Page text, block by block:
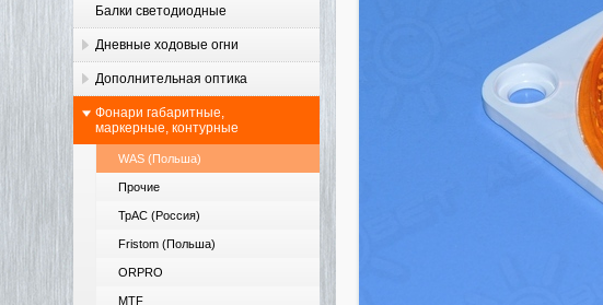
Балки светодиодные
Дневные ходовые огни
Дополнительная оптика
Фонари габаритные,
маркерные, контурные
WAS (Польша)
Прочие
ТрАС (Россия)
Fristom (Польша)
ORPRO
MTF